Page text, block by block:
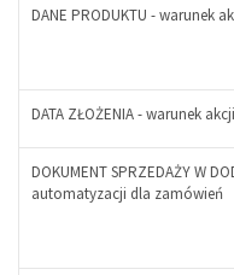
+
DANE PRODUKTU - warunek
-
DATA ZŁOŻENIA - warunek
DOKUMENT SPRZEDAŻY W
automatyzacji dla zamówień